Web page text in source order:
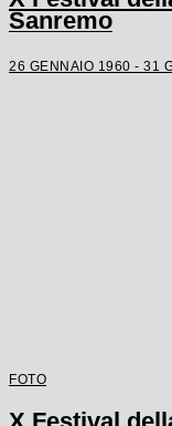
Sanremo
26 GENNAIO 1960 - 31
FOTO